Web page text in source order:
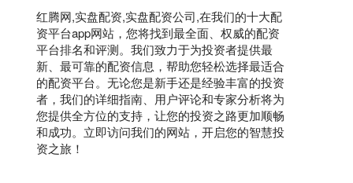
红腾网,实盘配资,实盘配资公司,在我们的十大配
资平台app网站，您将找到最全面、权威的配资
平台排名和评测。我们致力于为投资者提供最
新、最可靠的配资信息，帮助您轻松选择最适合
的配资平台。无论您是新手还是经验丰富的投资
者，我们的详细指南、用户评论和专家分析将为
您提供全方位的支持，让您的投资之路更加顺畅
和成功。立即访问我们的网站，开启您的智慧投
资之旅！